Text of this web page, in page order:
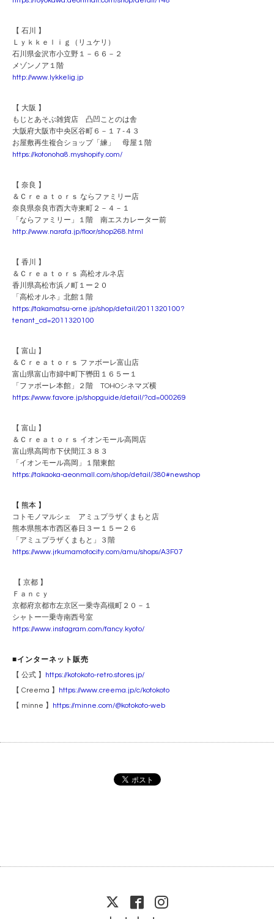
【 石川 】
Ｌｙｋｋｅｌｉｇ（リュケリ）
石川県金沢市小立野１－６６－２
メゾンノア１階
http://www.lykkelig.jp
【 大阪 】
もじとあそぶ雑貨店 凸凹ことのは舎
大阪府大阪市中央区谷町６－１７-４３
お屋敷再生複合ショップ「練」 母屋１階
https://kotonoha8.myshopify.com/
【 奈良 】
＆Ｃｒｅａｔｏｒｓ ならファミリー店
奈良県奈良市西大寺東町２－４－１
「ならファミリー」１階 南エスカレーター前
http://www.narafa.jp/floor/shop268.html
【 香川 】
＆Ｃｒｅａｔｏｒｓ 高松オルネ店
香川県高松市浜ノ町１ー２０
「高松オルネ」北館１階
https://takamatsu-orne.jp/shop/detail/2011320100?
tenant_cd=2011320100
【 富山 】
＆Ｃｒｅａｔｏｒｓ ファボーレ富山店
富山県富山市婦中町下轡田１６５ー１
「ファボーレ本館」２階 TOHOシネマズ横
https://www.favore.jp/shopguide/detail/?cd=000269
【 富山 】
＆Ｃｒｅａｔｏｒｓ イオンモール高岡店
富山県高岡市下伏間江３８３
「イオンモール高岡」１階東館
https://takaoka-aeonmall.com/shop/detail/380#newshop
【 熊本 】
コトモノマルシェ アミュプラザくまもと店
熊本県熊本市西区春日３ー１５ー２６
「アミュプラザくまもと」３階
https://www.jrkumamotocity.com/amu/shops/A3F07
【 京都 】
Ｆａｎｃｙ
京都府京都市左京区一乗寺高槻町２０－１
シャトー一乗寺南西号室
https://www.instagram.com/fancy.kyoto/
■インターネット 販売
【 公式 】
https://kotokoto-retro.stores.jp/
【 Creema 】
https://www.creema.jp/c/kotokoto
【 minne 】
https://minne.com/@kotokoto-web